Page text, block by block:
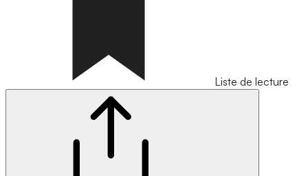
Liste de lecture